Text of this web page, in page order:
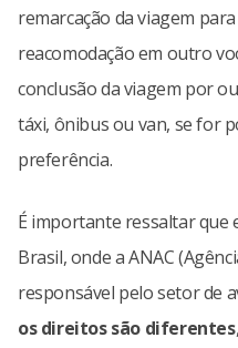
remarcação da viagem
reacomodação em outro
conclusão da viagem por
táxi, ônibus ou van, se for
preferência.
É importante ressaltar que
Brasil, onde a ANAC
responsável pelo setor de
os direitos são diferentes